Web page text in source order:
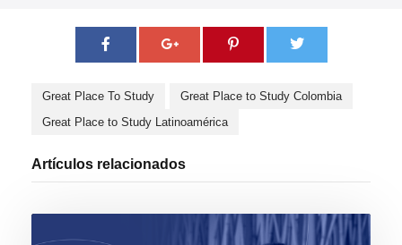
Great Place To Study
Great Place to Study Colombia
Great Place to Study Latinoamérica
Artículos relacionados